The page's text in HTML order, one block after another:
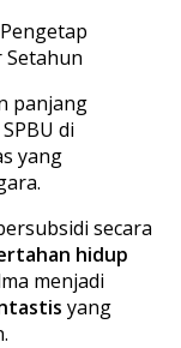
panjang
di
yang
secara
hidup
menjadi
yang